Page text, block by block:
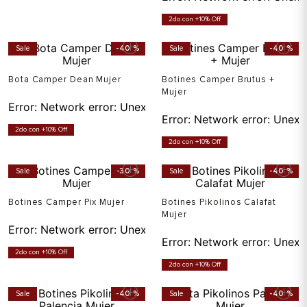
2do con +10% Off
Sale -40 %
Bota Camper Dean Mujer
Error: Network error: Unexpected token T in JSON at
2do con +10% Off
Sale -40 %
Botines Camper Brutus +
Mujer
Error: Network error:
2do con +10% Off
Sale -30 %
Botines Camper Pix Mujer
Error: Network error: Unexpected token T in JSON at
2do con +10% Off
Sale -40 %
Botines Pikolinos Calafat
Mujer
Error: Network error:
2do con +10% Off
Sale -40 % Sale -40 %